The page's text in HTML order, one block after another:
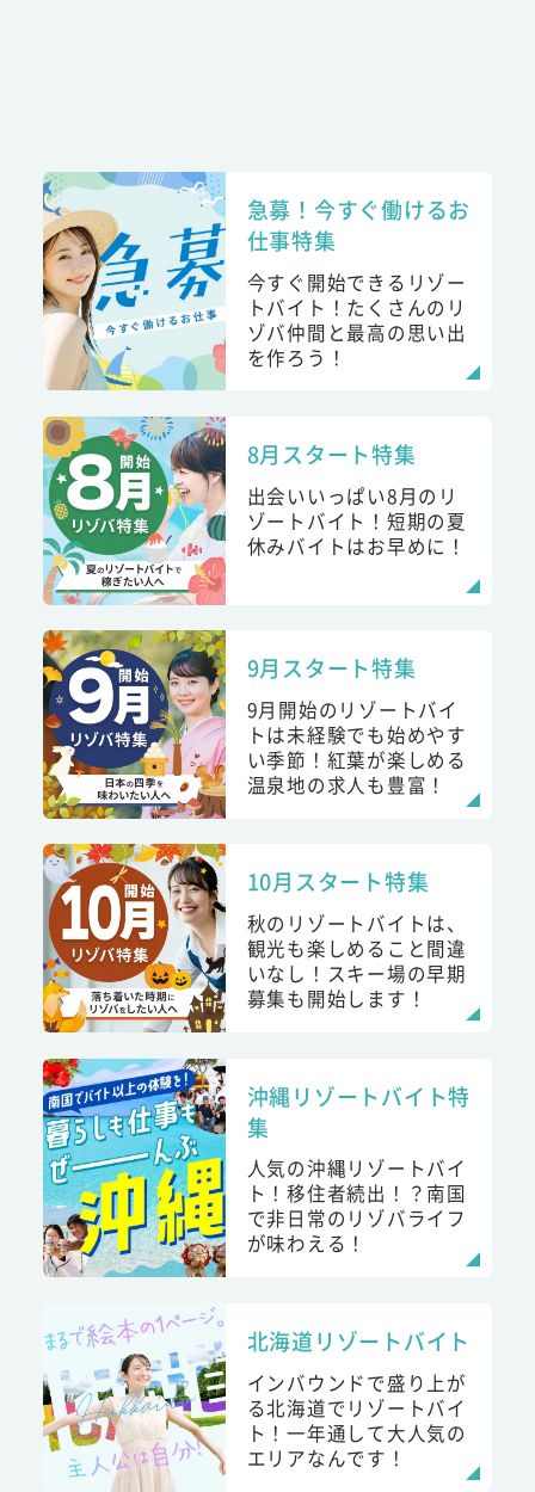
急募！今すぐ働けるお
仕事特集
今すぐ開始できるリゾー
トバイト！たくさんのリ
ゾバ仲間と最高の思い出
を作ろう！
8月スタート特集
出会いいっぱい8月のリ
ゾートバイト！短期の夏
休みバイトはお早めに！
9月スタート特集
9月開始のリゾートバイ
トは未経験でも始めやす
い季節！紅葉が楽しめる
温泉地の求人も豊富！
10月スタート特集
秋のリゾートバイトは、
観光も楽しめること間違
いなし！スキー場の早期
募集も開始します！
沖縄リゾートバイト特
集
人気の沖縄リゾートバイ
ト！移住者続出！？南国
で非日常のリゾバライフ
が味わえる！
北海道リゾートバイト
インバウンドで盛り上が
る北海道でリゾートバイ
ト！一年通して大人気の
エリアなんです！